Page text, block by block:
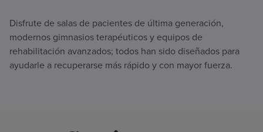
Disfrute de salas de pacientes de última generación,
modernos gimnasios terapéuticos y equipos de
rehabilitación avanzados; todos han sido diseñados para
ayudarle a recuperarse más rápido y con mayor fuerza.